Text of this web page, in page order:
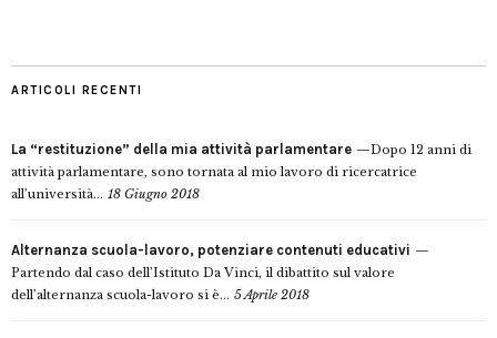
ARTICOLI RECENTI
La “restituzione” della mia attività parlamentare
Dopo 12 anni di
attività parlamentare, sono tornata al mio lavoro di ricercatrice
all’università... 18 Giugno 2018
Alternanza scuola-lavoro, potenziare contenuti educativi
Partendo dal caso dell’Istituto Da Vinci, il dibattito sul valore
dell’alternanza scuola-lavoro si è... 5 Aprile 2018